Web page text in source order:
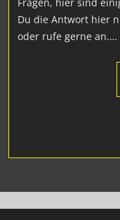
Du die Antwort hier
oder rufe gerne an.…